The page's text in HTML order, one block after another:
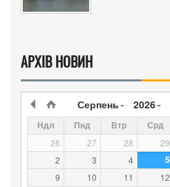
АРХІВ НОВИН
Серпень 2026
Ндл Пнд Втр Срд
26 27 28 29
2
3 4 5
9
10 11 12